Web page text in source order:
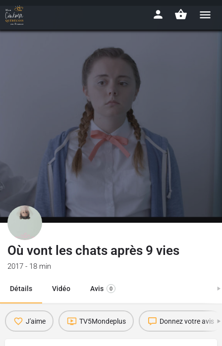
Où vont les chats après 9 vies
2017 - 18 min
Détails Vidéo Avis 0
J'aime TV5Mondeplus Donnez votre avis